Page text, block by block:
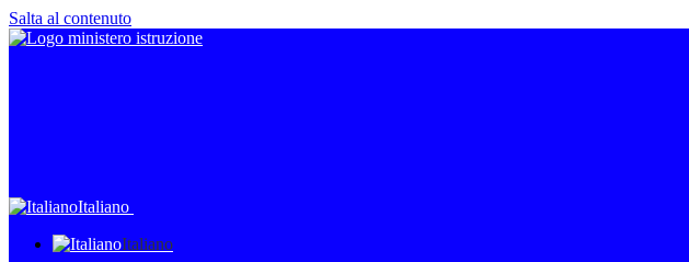
Salta al contenuto
Italiano
Italiano